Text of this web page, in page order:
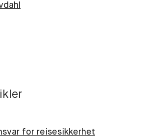
for reisesikkerhet